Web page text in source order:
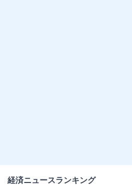
経済ニュースランキング